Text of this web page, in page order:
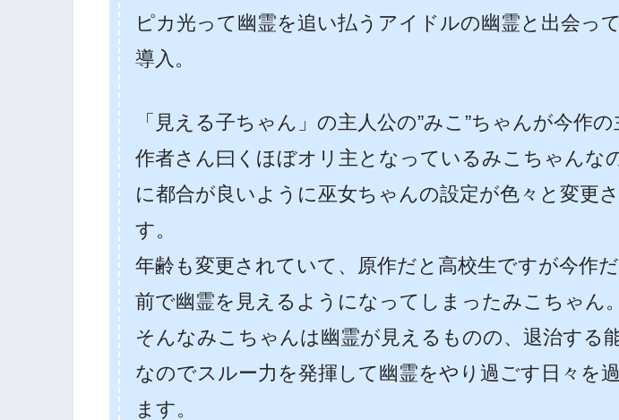
ピカ光って幽霊を追い払うアイドルの幽霊と出会っ
導入。
「見える子ちゃん」の主人公の”みこ”ちゃんが今作の
作者さん曰くほぼオリ主となっているみこちゃんな
に都合が良いように巫女ちゃんの設定が色々と変更
す。
年齢も変更されていて、原作だと高校生ですが今作
前で幽霊を見えるようになってしまったみこちゃん。
そんなみこちゃんは幽霊が見えるものの、退治する
なのでスルー力を発揮して幽霊をやり過ごす日々を
ます。